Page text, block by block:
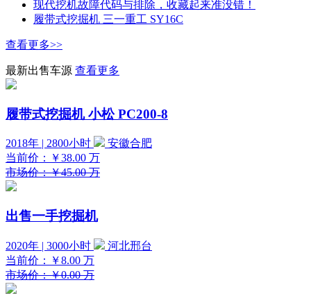
现代挖机故障代码与排除，收藏起来准没错！
履带式挖掘机 三一重工 SY16C
查看更多>>
最新出售车源 查看更多
履带式挖掘机 小松 PC200-8
2018年 | 2800小时
安徽合肥
当前价：
￥38.00 万
市场价：￥45.00 万
出售一手挖掘机
2020年 | 3000小时
河北邢台
当前价：
￥8.00 万
市场价：￥0.00 万